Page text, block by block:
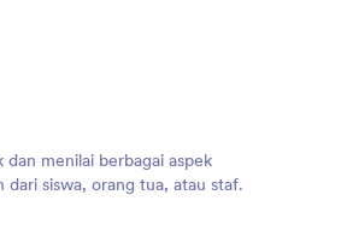
menilai berbagai aspek
dari siswa, orang tua, atau staf.